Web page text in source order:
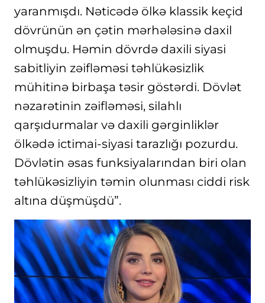
yaranmışdı. Nəticədə ölkə klassik keçid
dövrünün ən çətin mərhələsinə daxil
olmuşdu. Həmin dövrdə daxili siyasi
sabitliyin zəifləməsi təhlükəsizlik
mühitinə birbaşa təsir göstərdi. Dövlət
nəzarətinin zəifləməsi, silahlı
qarşıdurmalar və daxili gərginliklər
ölkədə ictimai-siyasi tarazlığı pozurdu.
Dövlətin əsas funksiyalarından biri olan
təhlükəsizliyin təmin olunması ciddi risk
altına düşmüşdü”.